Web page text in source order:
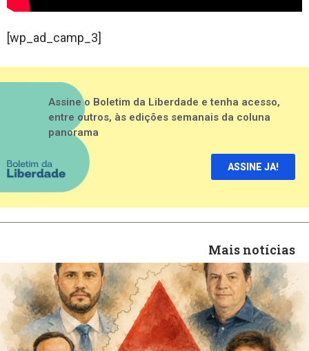
[wp_ad_camp_3]
Assine o Boletim da Liberdade e tenha acesso,
entre outros, às edições semanais da coluna
panorama
ASSINE JA!
Mais notícias